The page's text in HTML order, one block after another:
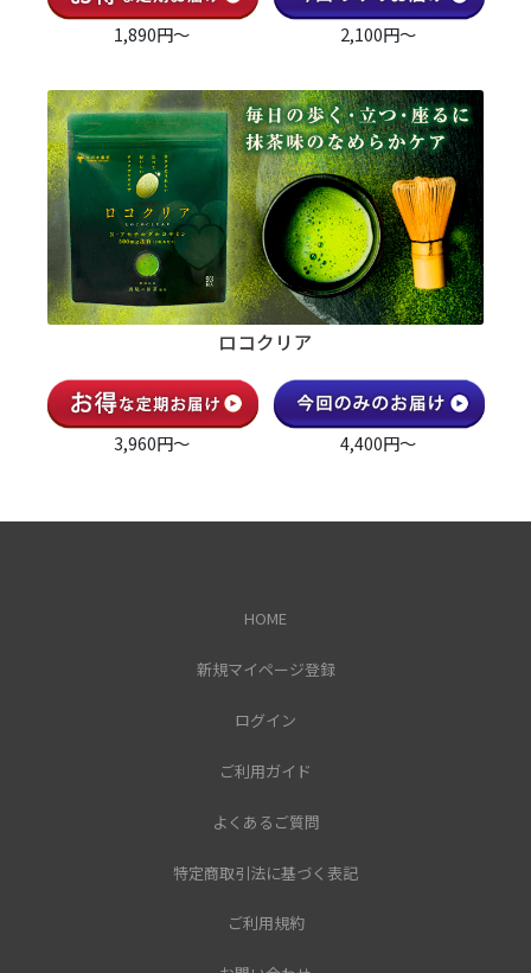
1,890円～ 2,100円～
ロコクリア
3,960円～ 4,400円～
HOME
新規マイページ登録
ログイン
ご利用ガイド
よくあるご質問
特定商取引法に基づく表記
ご利用規約